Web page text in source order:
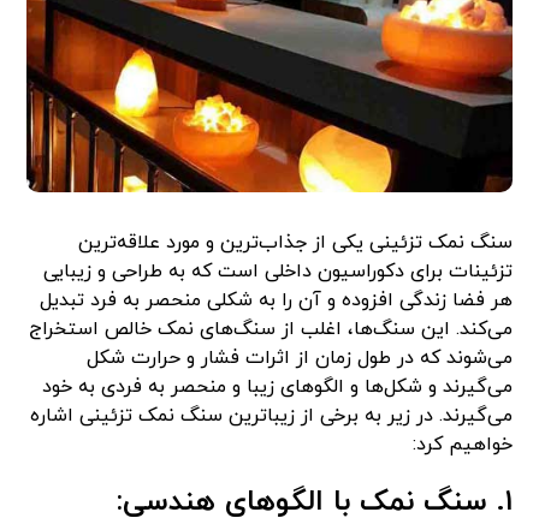
سنگ نمک تزئینی یکی از جذاب‌ترین و مورد علاقه‌ترین
تزئینات برای دکوراسیون داخلی است که به طراحی و زیبایی
هر فضا زندگی افزوده و آن را به شکلی منحصر به فرد تبدیل
می‌کند. این سنگ‌ها، اغلب از سنگ‌های نمک خالص استخراج
می‌شوند که در طول زمان از اثرات فشار و حرارت شکل
می‌گیرند و شکل‌ها و الگوهای زیبا و منحصر به فردی به خود
می‌گیرند. در زیر به برخی از زیباترین سنگ نمک تزئینی اشاره
خواهیم کرد:
۱. سنگ نمک با الگوهای هندسی: